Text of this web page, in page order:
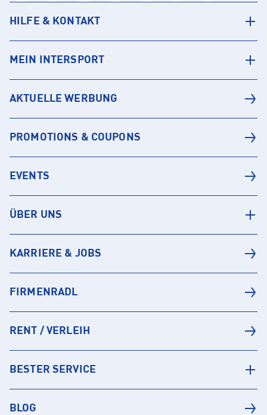
HILFE & KONTAKT
MEIN INTERSPORT
AKTUELLE WERBUNG
PROMOTIONS & COUPONS
EVENTS
ÜBER UNS
KARRIERE & JOBS
FIRMENRADL
RENT / VERLEIH
BESTER SERVICE
BLOG